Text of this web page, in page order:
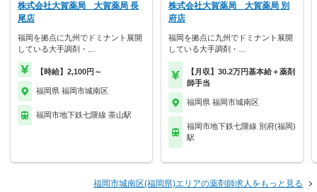
株式会社大賀薬局 大賀薬局 長
尾店
福岡を拠点に九州でドミナント展開
している大手調剤・…
【時給】2,100円～
福岡県 福岡市城南区
福岡市地下鉄七隈線 茶山駅
株式会社大賀薬局 大賀薬局 別
府店
福岡を拠点に九州でドミナント展開
している大手調剤・…
【月収】30.2万円基本給＋薬剤
師手当
福岡県 福岡市城南区
福岡市地下鉄七隈線 別府(福岡)
駅
福岡市城南区(福岡県)エリアの薬剤師求人をもっと見る